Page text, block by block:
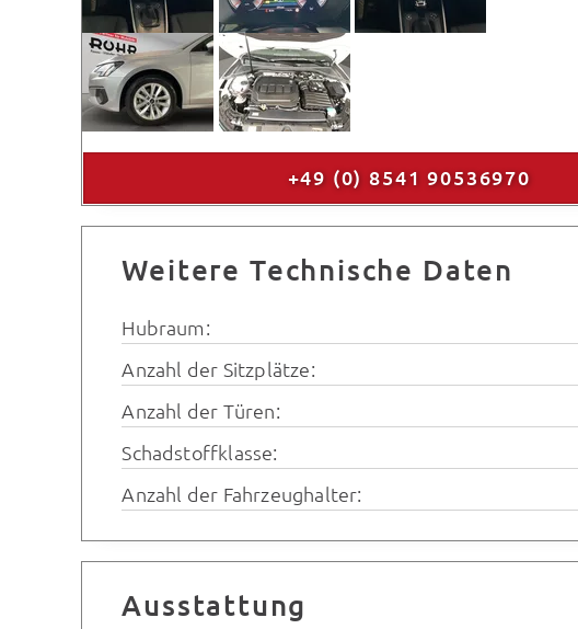
+49 (0) 8541 90536970
Weitere Technische Daten
Hubraum:
Anzahl der Sitzplätze:
Anzahl der Türen:
Schadstoffklasse:
Anzahl der Fahrzeughalter:
Ausstattung